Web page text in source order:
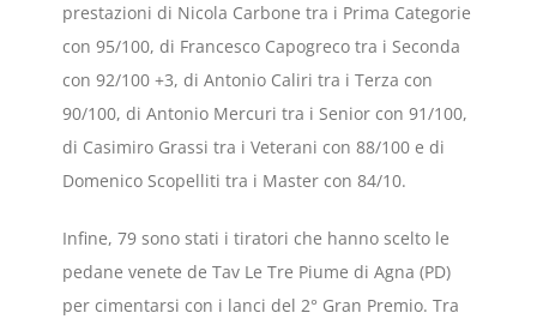
prestazioni di Nicola Carbone tra i Prima Categorie
con 95/100, di Francesco Capogreco tra i Seconda
con 92/100 +3, di Antonio Caliri tra i Terza con
90/100, di Antonio Mercuri tra i Senior con 91/100,
di Casimiro Grassi tra i Veterani con 88/100 e di
Domenico Scopelliti tra i Master con 84/10.
Infine, 79 sono stati i tiratori che hanno scelto le
pedane venete de Tav Le Tre Piume di Agna (PD)
per cimentarsi con i lanci del 2° Gran Premio. Tra